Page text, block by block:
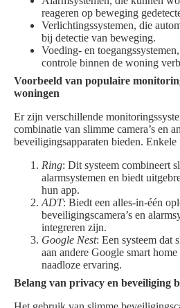
reageren op beweging
Verlichtingssystemen, die
bij detectie van beweging.
Voeding- en
controle binnen de woning
Voorbeeld van populaire
woningen
Er zijn verschillende
combinatie van slimme camera’s en
beveiligingsapparaten bieden.
Ring: Dit systeem combineert
alarmsystemen en biedt
hun app.
ADT: Biedt een alles-in-één
beveiligingscamera’s en
integreren zijn.
Google Nest: Een systeem dat
aan andere Google smart
naadloze ervaring.
Belang van privacy en beveiliging